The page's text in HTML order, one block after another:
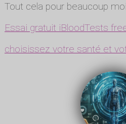
Tout cela pour beaucoup
Essai gratuit iBloodTests
choisissez votre santé et